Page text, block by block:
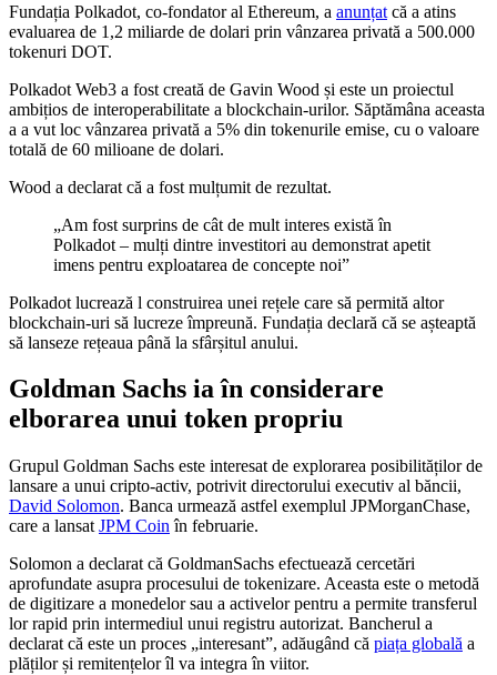
Fundația Polkadot, co-fondator al Ethereum, a anunțat că a atins
evaluarea de 1,2 miliarde de dolari prin vânzarea privată a 500.000
tokenuri DOT.
Polkadot Web3 a fost creată de Gavin Wood și este un proiectul
ambițios de interoperabilitate a blockchain-urilor. Săptămâna aceasta
a a vut loc vânzarea privată a 5% din tokenurile emise, cu o valoare
totală de 60 milioane de dolari.
Wood a declarat că a fost mulțumit de rezultat.
„Am fost surprins de cât de mult interes există în
Polkadot – mulți dintre investitori au demonstrat apetit
imens pentru exploatarea de concepte noi”
Polkadot lucrează l construirea unei rețele care să permită altor
blockchain-uri să lucreze împreună. Fundația declară că se așteaptă
să lanseze rețeaua până la sfârșitul anului.
Goldman Sachs ia în considerare
elborarea unui token propriu
Grupul Goldman Sachs este interesat de explorarea posibilităților de
lansare a unui cripto-activ, potrivit directorului executiv al băncii,
David Solomon. Banca urmează astfel exemplul JPMorganChase,
care a lansat JPM Coin în februarie.
Solomon a declarat că GoldmanSachs efectuează cercetări
aprofundate asupra procesului de tokenizare. Aceasta este o metodă
de digitizare a monedelor sau a activelor pentru a permite transferul
lor rapid prin intermediul unui registru autorizat. Bancherul a
declarat că este un proces „interesant”, adăugând că piața globală a
plăților și remitențelor îl va integra în viitor.